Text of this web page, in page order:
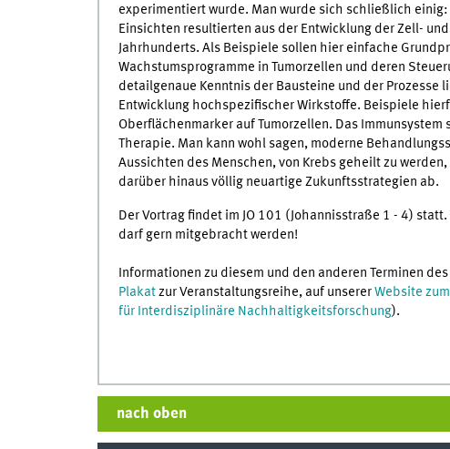
experimentiert wurde. Man wurde sich schließlich
Einsichten resultierten aus der Entwicklung der Zell-
Jahrhunderts. Als Beispiele sollen hier einfache
Wachstumsprogramme in Tumorzellen und deren
detailgenaue Kenntnis der Bausteine und der
Entwicklung hochspezifischer Wirkstoffe. Beispiele
Oberflächenmarker auf Tumorzellen. Das
Therapie. Man kann wohl sagen, moderne
Aussichten des Menschen, von Krebs geheilt zu
darüber hinaus völlig neuartige Zukunftsstrategien ab.
Der Vortrag findet im JO 101 (Johannisstraße 1 - 4)
darf gern mitgebracht werden!
Informationen zu diesem und den anderen Terminen
Plakatzur Veranstaltungsreihe, auf unsererWebsite
für Interdisziplinäre Nachhaltigkeitsforschung).
nach oben